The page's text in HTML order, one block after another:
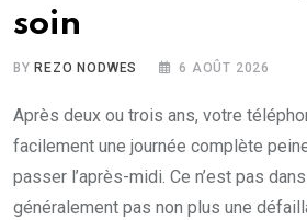
soin
BYREZO NODWES 6 AOÛT 2026
Après deux ou trois ans, votre
facilement une journée complète
passer l’après-midi. Ce n’est pas
généralement pas non plus une